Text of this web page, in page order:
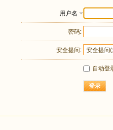
用户名
密码:
安全提问:
自动登
登录